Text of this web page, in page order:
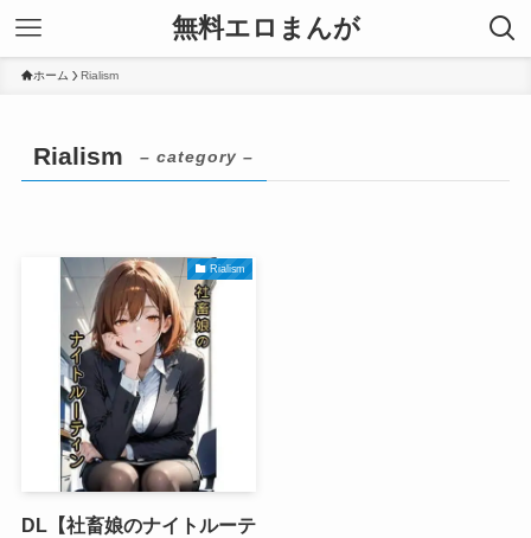
無料エロまんが
ホーム Rialism
Rialism – category –
Rialism
DL【社畜娘のナイトルーテ